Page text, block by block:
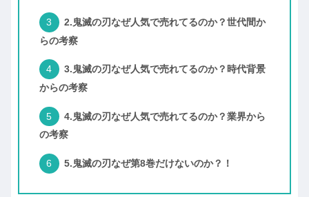
2.鬼滅の刃なぜ人気で売れてるのか？世代間か
らの考察
3.鬼滅の刃なぜ人気で売れてるのか？時代背景
からの考察
4.鬼滅の刃なぜ人気で売れてるのか？業界から
の考察
5.鬼滅の刃なぜ第8巻だけないのか？！